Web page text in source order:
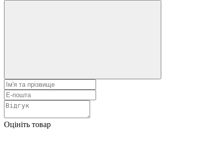
Оцініть товар